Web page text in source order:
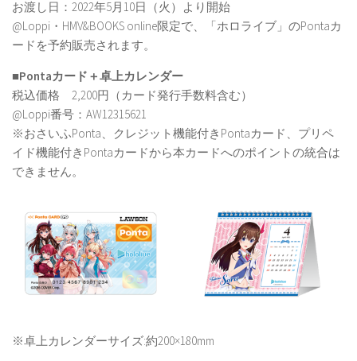
お渡し日：2022年5月10日（火）より開始
@Loppi・HMV&BOOKS online限定で、「ホロライブ」のPontaカ
ードを予約販売されます。
■Pontaカード＋卓上カレンダー
税込価格 2,200円（カード発行手数料含む）
@Loppi番号：AW12315621
※おさいふPonta、クレジット機能付きPontaカード、プリペ
イド機能付きPontaカードから本カードへのポイントの統合は
できません。
※卓上カレンダーサイズ:約200×180mm